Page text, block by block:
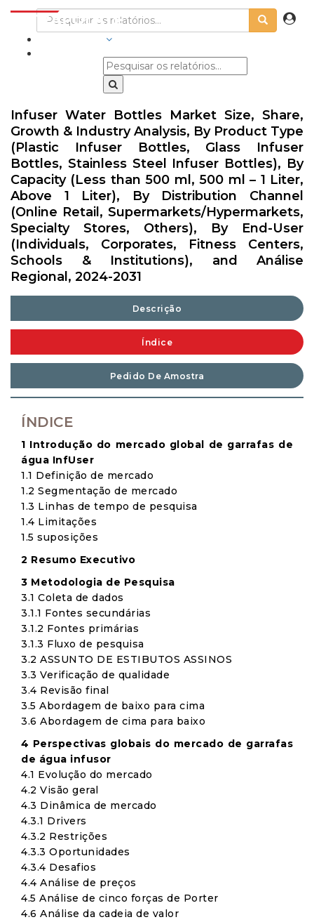
Infuser Water Bottles Market Size, Share,
Growth & Industry Analysis, By Product Type
(Plastic Infuser Bottles, Glass Infuser
Bottles, Stainless Steel Infuser Bottles), By
Capacity (Less than 500 ml, 500 ml – 1 Liter,
Above 1 Liter), By Distribution Channel
(Online Retail, Supermarkets/Hypermarkets,
Specialty Stores, Others), By End-User
(Individuals, Corporates, Fitness Centers,
Schools & Institutions), and Análise
Regional, 2024-2031
Descrição
Índice
Pedido De Amostra
ÍNDICE
1 Introdução do mercado global de garrafas de
água InfUser
1.1 Definição de mercado
1.2 Segmentação de mercado
1.3 Linhas de tempo de pesquisa
1.4 Limitações
1.5 suposições
2 Resumo Executivo
3 Metodologia de Pesquisa
3.1 Coleta de dados
3.1.1 Fontes secundárias
3.1.2 Fontes primárias
3.1.3 Fluxo de pesquisa
3.2 ASSUNTO DE ESTIBUTOS ASSINOS
3.3 Verificação de qualidade
3.4 Revisão final
3.5 Abordagem de baixo para cima
3.6 Abordagem de cima para baixo
4 Perspectivas globais do mercado de garrafas
de água infusor
4.1 Evolução do mercado
4.2 Visão geral
4.3 Dinâmica de mercado
4.3.1 Drivers
4.3.2 Restrições
4.3.3 Oportunidades
4.3.4 Desafios
4.4 Análise de preços
4.5 Análise de cinco forças de Porter
4.6 Análise da cadeia de valor